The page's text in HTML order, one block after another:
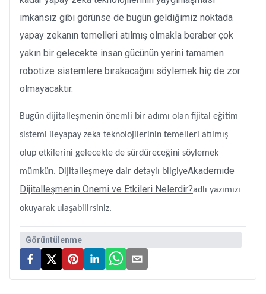
imkansız gibi görünse de bugün geldiğimiz noktada
yapay zekanın temelleri atılmış olmakla beraber çok
yakın bir gelecekte insan gücünün yerini tamamen
robotize sistemlere bırakacağını söylemek hiç de zor
olmayacaktır.
Bugün dijitalleşmenin önemli bir adımı olan fijital eğitim
sistemi ileyapay zeka teknolojilerinin temelleri atılmış
olup etkilerini gelecekte de sürdüreceğini söylemek
mümkün. Dijitalleşmeye dair detaylı bilgiyeAkademide
Dijitalleşmenin Önemi ve Etkileri Nelerdir?adlı yazımızı
okuyarak ulaşabilirsiniz.
Görüntülenme